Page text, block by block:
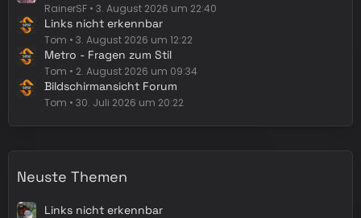
RainerSF 3. August 2026 um 22:40
Links nicht erkennbar
Tom 3. August 2026 um 12:22
Metro - Fragen zum Stil
Tom 2. August 2026 um 09:34
Bildschirmansicht Forum
Tom 30. Juli 2026 um 20:22
Neuste Themen
Links nicht erkennbar